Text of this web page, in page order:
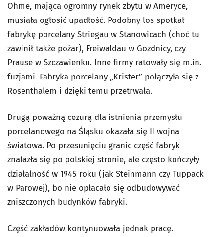
Ohme, mająca ogromny rynek zbytu w Ameryce,
musiała ogłosić upadłość. Podobny los spotkał
fabrykę porcelany Striegau w Stanowicach (choć tu
zawinił także pożar), Freiwaldau w Gozdnicy, czy
Prause w Szczawienku. Inne firmy ratowały się m.in.
fuzjami. Fabryka porcelany „Krister” połączyła się z
Rosenthalem i dzięki temu przetrwała.
Drugą poważną cezurą dla istnienia przemysłu
porcelanowego na Śląsku okazała się II wojna
światowa. Po przesunięciu granic część fabryk
znalazła się po polskiej stronie, ale często kończyły
działalność w 1945 roku (jak Steinmann czy Tuppack
w Parowej), bo nie opłacało się odbudowywać
zniszczonych budynków fabryki.
Część zakładów kontynuowała jednak pracę.